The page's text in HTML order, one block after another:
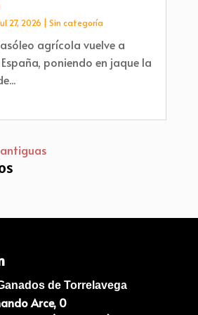
27, 2026 Sin categoría
agrícola vuelve a
poniendo en jaque la
de Torrelavega
Arce, 0